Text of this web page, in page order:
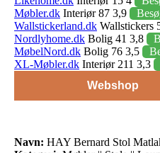
Møbler.dk Interiør 87 3,9
Wallstickerland.dk Wallstickers
Nordlyhome.dk Bolig 41 3,8
MøbelNord.dk Bolig 76 3,5
XL-Møbler.dk Interiør 211 3,3
Webshop
Navn: HAY Bernard Stol